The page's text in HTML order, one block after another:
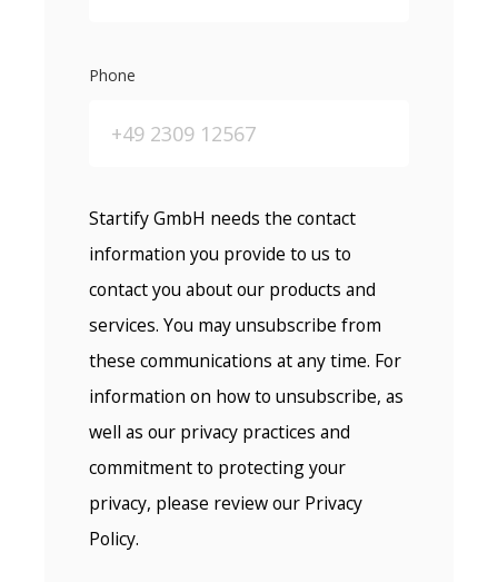
Phone
Startify GmbH needs the contact
information you provide to us to
contact you about our products and
services. You may unsubscribe from
these communications at any time. For
information on how to unsubscribe, as
well as our privacy practices and
commitment to protecting your
privacy, please review our Privacy
Policy.